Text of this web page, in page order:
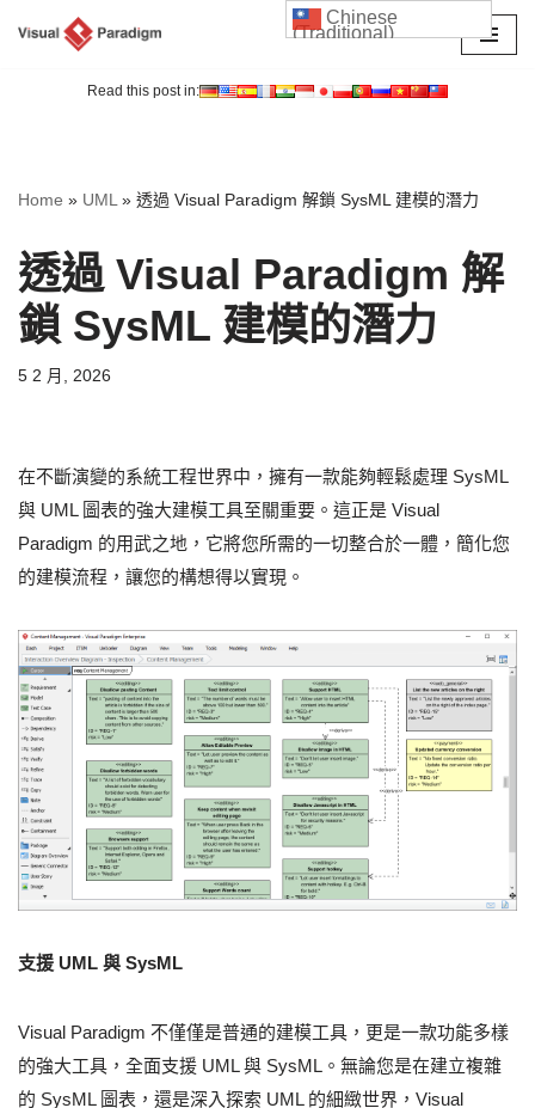
Read this post in:
Home » UML» 透過 Visual Paradigm 解鎖 SysML 建模的潛力
透過 Visual Paradigm 解
鎖 SysML 建模的潛力
5 2 月, 2026
在不斷演變的系統工程世界中，擁有一款能夠輕鬆處理 SysML
與 UML 圖表的強大建模工具至關重要。這正是 Visual
Paradigm 的用武之地，它將您所需的一切整合於一體，簡化您
的建模流程，讓您的構想得以實現。
支援 UML 與 SysML
Visual Paradigm 不僅僅是普通的建模工具，更是一款功能多樣
的強大工具，全面支援 UML 與 SysML。無論您是在建立複雜
的 SysML 圖表，還是深入探索 UML 的細緻世界，Visual
Chinese
(Traditional)